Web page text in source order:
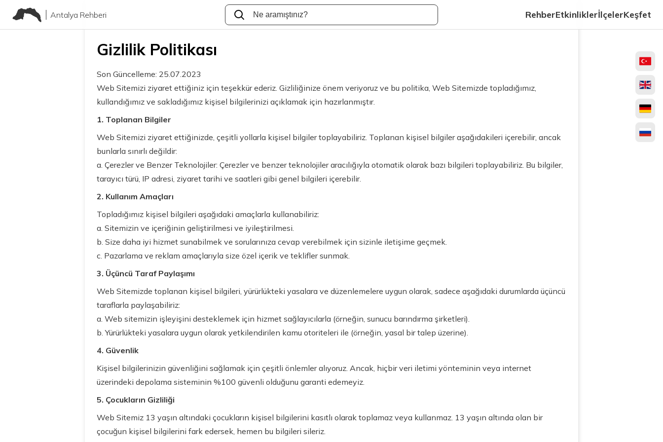
Antalya Rehberi RehberEtkinliklerİlçelerKeşfet
Gizlilik Politikası
Son Güncelleme: 25.07.2023
Web Sitemizi ziyaret ettiğiniz için teşekkür ederiz. Gizliliğinize önem veriyoruz ve bu politika, Web Sitemizde topladığımız,
kullandığımız ve sakladığımız kişisel bilgilerinizi açıklamak için hazırlanmıştır.
1. Toplanan Bilgiler
Web Sitemizi ziyaret ettiğinizde, çeşitli yollarla kişisel bilgiler toplayabiliriz. Toplanan kişisel bilgiler aşağıdakileri içerebilir, ancak
bunlarla sınırlı değildir:
a. Çerezler ve Benzer Teknolojiler: Çerezler ve benzer teknolojiler aracılığıyla otomatik olarak bazı bilgileri toplayabiliriz. Bu bilgiler,
tarayıcı türü, IP adresi, ziyaret tarihi ve saatleri gibi genel bilgileri içerebilir.
2. Kullanım Amaçları
Topladığımız kişisel bilgileri aşağıdaki amaçlarla kullanabiliriz:
a. Sitemizin ve içeriğinin geliştirilmesi ve iyileştirilmesi.
b. Size daha iyi hizmet sunabilmek ve sorularınıza cevap verebilmek için sizinle iletişime geçmek.
c. Pazarlama ve reklam amaçlarıyla size özel içerik ve teklifler sunmak.
3. Üçüncü Taraf Paylaşımı
Web Sitemizde toplanan kişisel bilgileri, yürürlükteki yasalara ve düzenlemelere uygun olarak, sadece aşağıdaki durumlarda üçüncü
taraflarla paylaşabiliriz:
a. Web sitemizin işleyişini desteklemek için hizmet sağlayıcılarla (örneğin, sunucu barındırma şirketleri).
b. Yürürlükteki yasalara uygun olarak yetkilendirilen kamu otoriteleri ile (örneğin, yasal bir talep üzerine).
4. Güvenlik
Kişisel bilgilerinizin güvenliğini sağlamak için çeşitli önlemler alıyoruz. Ancak, hiçbir veri iletimi yönteminin veya internet
üzerindeki depolama sisteminin %100 güvenli olduğunu garanti edemeyiz.
5. Çocukların Gizliliği
Web Sitemiz 13 yaşın altındaki çocukların kişisel bilgilerini kasıtlı olarak toplamaz veya kullanmaz. 13 yaşın altında olan bir
çocuğun kişisel bilgilerini fark edersek, hemen bu bilgileri sileriz.